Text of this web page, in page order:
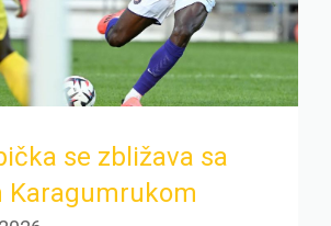
se zbližava sa
Karagumrukom